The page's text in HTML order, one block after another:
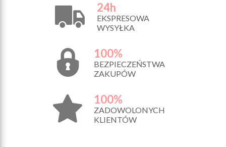
24h
EKSPRESOWA
WYSYŁKA
100%
BEZPIECZEŃSTWA
ZAKUPÓW
100%
ZADOWOLONYCH
KLIENTÓW